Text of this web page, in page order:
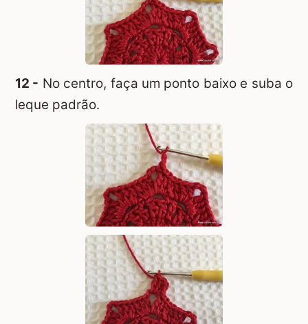
12 - No centro, faça um ponto baixo e suba o
leque padrão.